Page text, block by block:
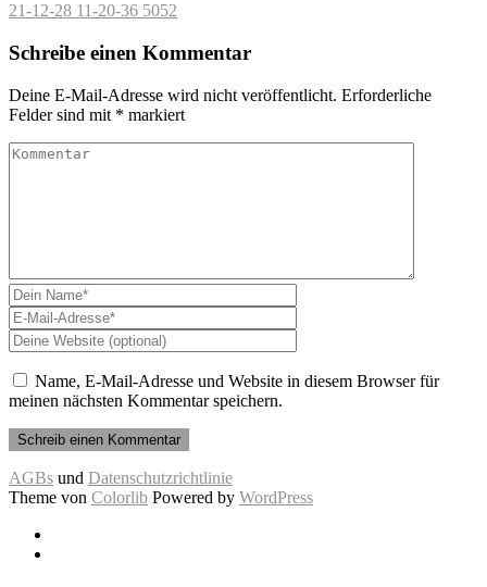
21-12-28 11-20-36 5052
Schreibe einen Kommentar
Deine E-Mail-Adresse wird nicht veröffentlicht. Erforderliche
Felder sind mit * markiert
Name, E-Mail-Adresse und Website in diesem Browser für
meinen nächsten Kommentar speichern.
AGBs und Datenschutzrichtlinie
Theme von Colorlib Powered by WordPress